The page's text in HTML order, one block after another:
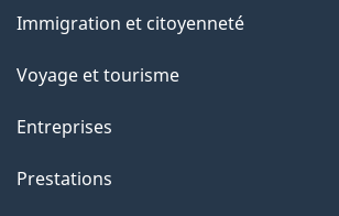
a
c
i
o
sujets
Immigration et citoyenneté
Voyage et tourisme
Entreprises
Prestations